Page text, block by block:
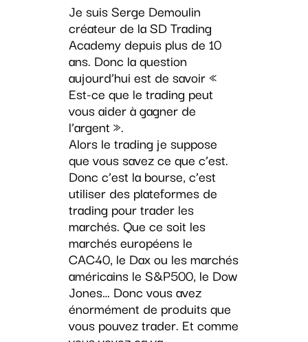
Je suis Serge Demoulin
créateur de la SD Trading
Academy depuis plus de 10
ans. Donc la question
aujourd’hui est de savoir «
Est-ce que le trading peut
vous aider à gagner de
l’argent ».
Alors le trading je suppose
que vous savez ce que c’est.
Donc c’est la bourse, c’est
utiliser des plateformes de
trading pour trader les
marchés. Que ce soit les
marchés européens le
CAC40, le Dax ou les marchés
américains le S&P500, le Dow
Jones… Donc vous avez
énormément de produits que
vous pouvez trader. Et comme